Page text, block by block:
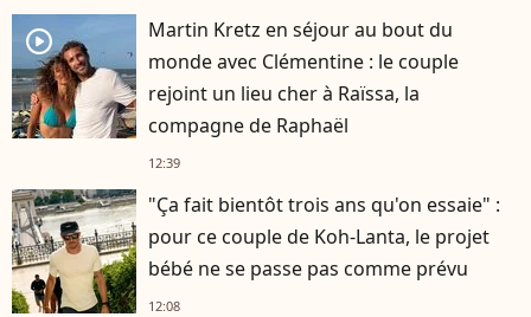
player2
Martin Kretz en séjour au bout du
monde avec Clémentine : le couple
rejoint un lieu cher à Raïssa, la
compagne de Raphaël
12:39
"Ça fait bientôt trois ans qu'on essaie" :
pour ce couple de Koh-Lanta, le projet
bébé ne se passe pas comme prévu
12:08